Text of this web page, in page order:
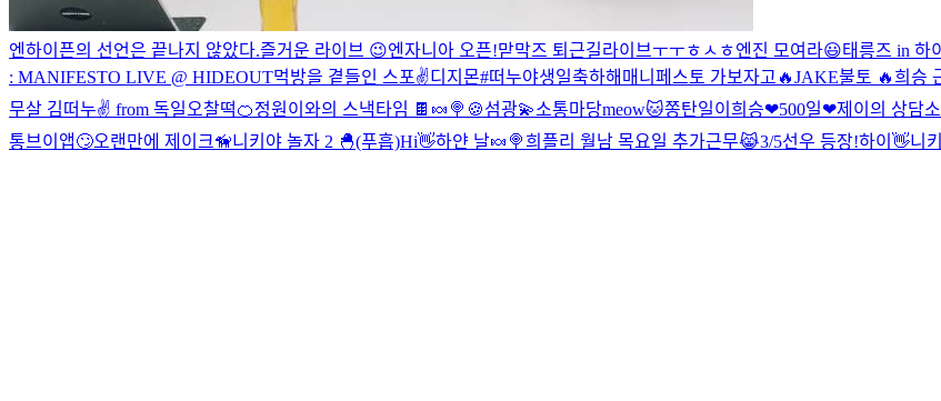
엔하이픈의 선언은 끝나지 않았다.즐거운 라이브 😉엔자니아 오픈!맏막즈 퇴근길라이브ㅜㅜㅎㅅㅎ엔진 모여라😃태릉즈 in 하
: MANIFESTO LIVE @ HIDEOUT먹방을 곁들인 스포✌디지몬#떠누야생일축하해 매니페스토 가보자고🔥JAKE불토 🔥 희승
무살 김떠누✌ from 독일 오찰떡🍊정원이와의 스낵타임 🍫🍬🍭🍪섬광💫소통마당meow🐱쫑탄일이희승❤500일❤제이의 상담
통브이앱🙄오랜만에 제이크🦮니키야 놀자 2 🐣(푸흡)Hi👋하얀 날🍬🍭 희플리 월남 목요일 추가근무😹3/5선우 등장!하이👋니